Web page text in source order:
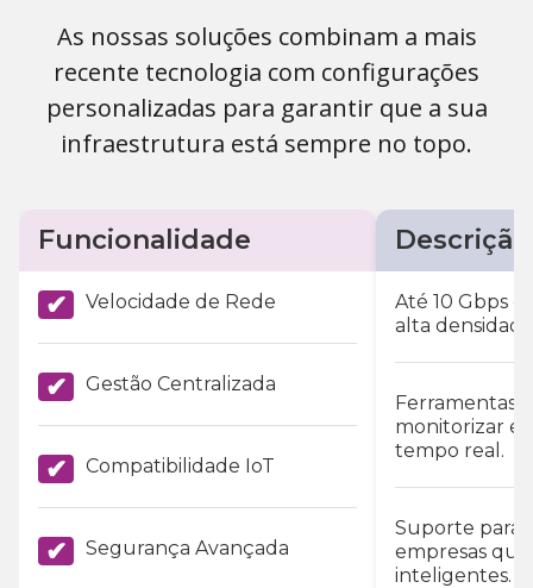
As nossas soluções combinam a mais
recente tecnologia com configurações
personalizadas para garantir que a sua
infraestrutura está sempre no topo.
Funcionalidade
✔ Velocidade de Rede
✔ Gestão Centralizada
✔ Compatibilidade IoT
✔ Segurança Avançada
Descrição
Até 10 Gbps
alta
Ferramentas
monitorizar e
tempo real.
Suporte para
empresas
inteligentes.